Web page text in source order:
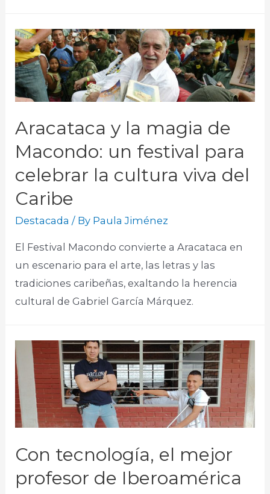
Aracataca y la magia de
Macondo: un festival para
celebrar la cultura viva del
Caribe
Destacada / By Paula Jiménez
El Festival Macondo convierte a Aracataca en
un escenario para el arte, las letras y las
tradiciones caribeñas, exaltando la herencia
cultural de Gabriel García Márquez.​
Con tecnología, el mejor
profesor de Iberoamérica